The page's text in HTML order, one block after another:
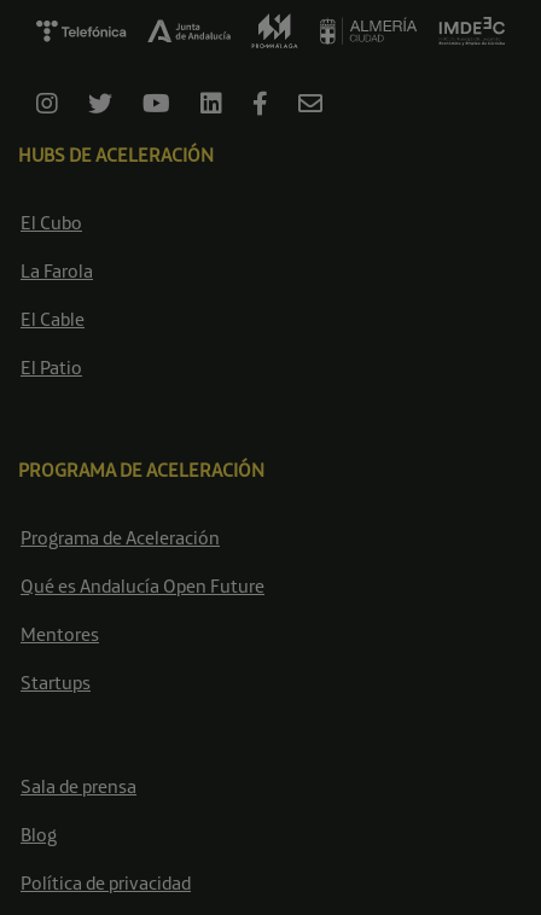
HUBS DE ACELERACIÓN
El Cubo
La Farola
El Cable
El Patio
PROGRAMA DE ACELERACIÓN
Programa de Aceleración
Qué es Andalucía Open Future
Mentores
Startups
Sala de prensa
Blog
Política de privacidad